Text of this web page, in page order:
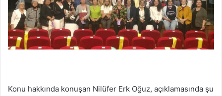
Konu hakkında konuşan Nilüfer Erk Oğuz, açıklamasında şu